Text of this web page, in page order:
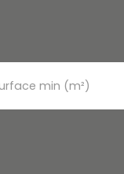
min (m²)